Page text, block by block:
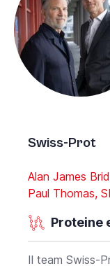
Swiss-Prot
Alan James
Paul Thomas,
Proteine
Il team Swiss-